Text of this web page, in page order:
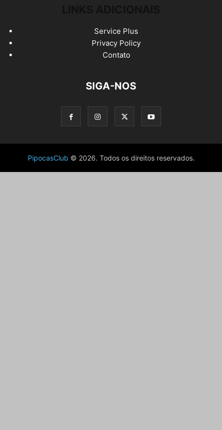
Service Plus
Privacy Policy
Contato
SIGA-NOS
PipocasClub © 2026. Todos os direitos reservados.